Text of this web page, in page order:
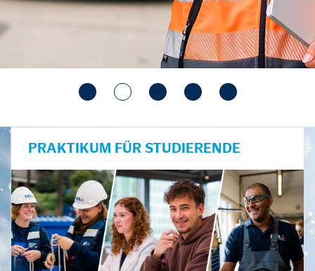
PRAKTIKUM FÜR STUDIERENDE